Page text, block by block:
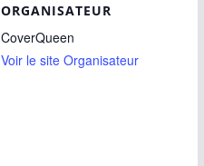
ORGANISATEUR
CoverQueen
Voir le site Organisateur